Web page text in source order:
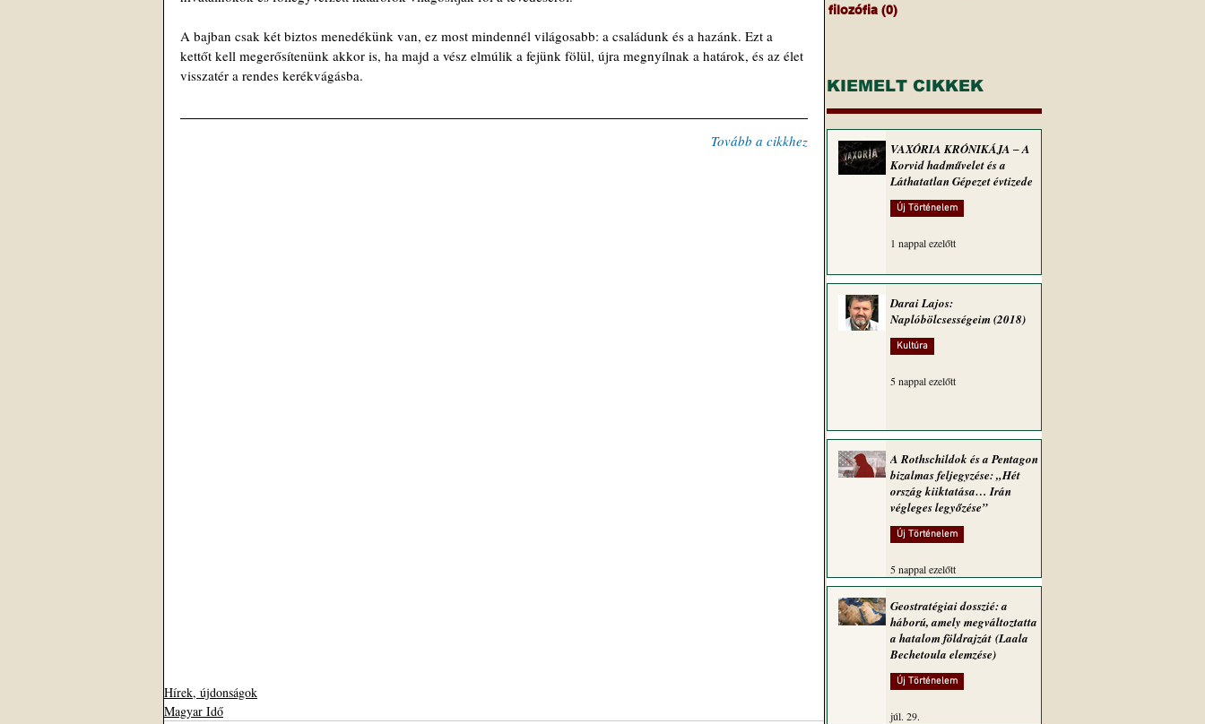
A bajban csak két biztos menedékünk van, ez most mindennél világosabb: a családunk és a hazánk. Ezt a
kettőt kell megerősítenünk akkor is, ha majd a vész elmúlik a fejünk fölül, újra megnyílnak a határok, és az élet
visszatér a rendes kerékvágásba.
Tovább a cikkhez
Hírek, újdonságok
Magyar Idő
filozófia (0)
KIEMELT CIKKEK
VAXÓRIA KRÓNIKÁJA ‒ A
Korvid hadművelet és a
Láthatatlan Gépezet évtizede
Új Történelem
1 nappal ezelőtt
Darai Lajos:
Naplóbölcsességeim (2018)
Kultúra
5 nappal ezelőtt
A Rothschildok és a Pentagon
bizalmas feljegyzése: „Hét
ország kiiktatása… Irán
végleges legyőzése”
Új Történelem
5 nappal ezelőtt
Geostratégiai dosszié: a
háború, amely megváltoztatta
a hatalom földrajzát (Laala
Bechetoula elemzése)
Új Történelem
júl. 29.